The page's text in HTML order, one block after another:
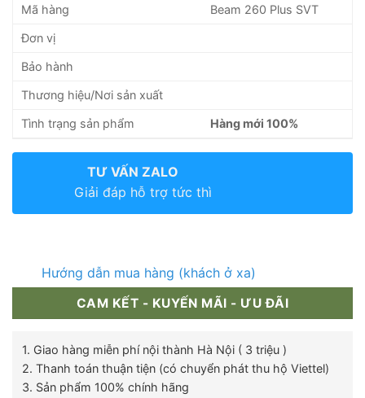
Mã hàng Beam 260 Plus SVT
Đơn vị
Bảo hành
Thương hiệu/Nơi sản xuất
Tình trạng sản phẩm Hàng mới 100%
TƯ VẤN ZALO
Giải đáp hỗ trợ tức thì
Hướng dẫn mua hàng (khách ở xa)
CAM KẾT - KUYẾN MÃI - ƯU ĐÃI
1. Giao hàng miễn phí nội thành Hà Nội ( 3 triệu )
2. Thanh toán thuận tiện (có chuyển phát thu hộ Viettel)
3. Sản phẩm 100% chính hãng